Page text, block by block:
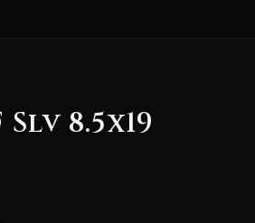
8.5x19